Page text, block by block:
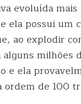
evoluída
ela possui um
ao explodir
milhões
e ela
de 100